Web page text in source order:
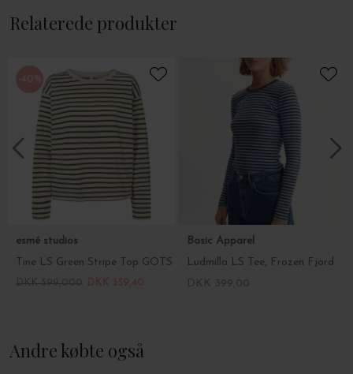
Relaterede produkter
-40%
esmé studios
Tine LS Green Stripe Top GOTS
Basic Apparel
Ludmilla LS Tee, Frozen Fjord
Andre købte også